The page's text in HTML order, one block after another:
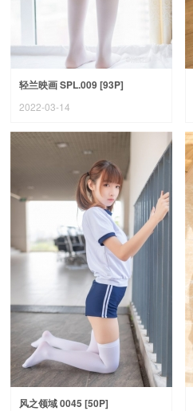
轻兰映画 SPL.009 [93P]
2022-03-14
风之领域 0045 [50P]